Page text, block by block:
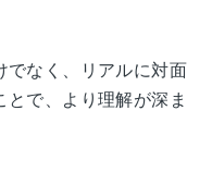
でなく、リアルに対面
で、より理解が深ま